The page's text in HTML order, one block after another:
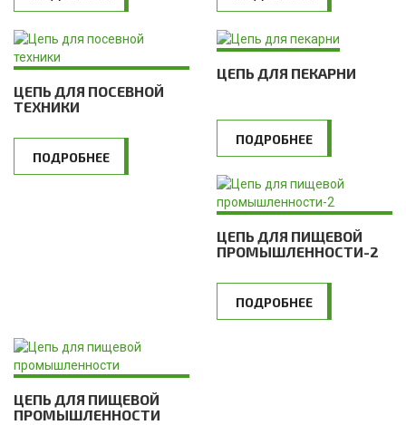
ЦЕПЬ ДЛЯ ПОСЕВНОЙ
ТЕХНИКИ
ПОДРОБНЕЕ
ЦЕПЬ ДЛЯ ПЕКАРНИ
ПОДРОБНЕЕ
ЦЕПЬ ДЛЯ ПИЩЕВОЙ
ПРОМЫШЛЕННОСТИ-2
ПОДРОБНЕЕ
ЦЕПЬ ДЛЯ ПИЩЕВОЙ
ПРОМЫШЛЕННОСТИ